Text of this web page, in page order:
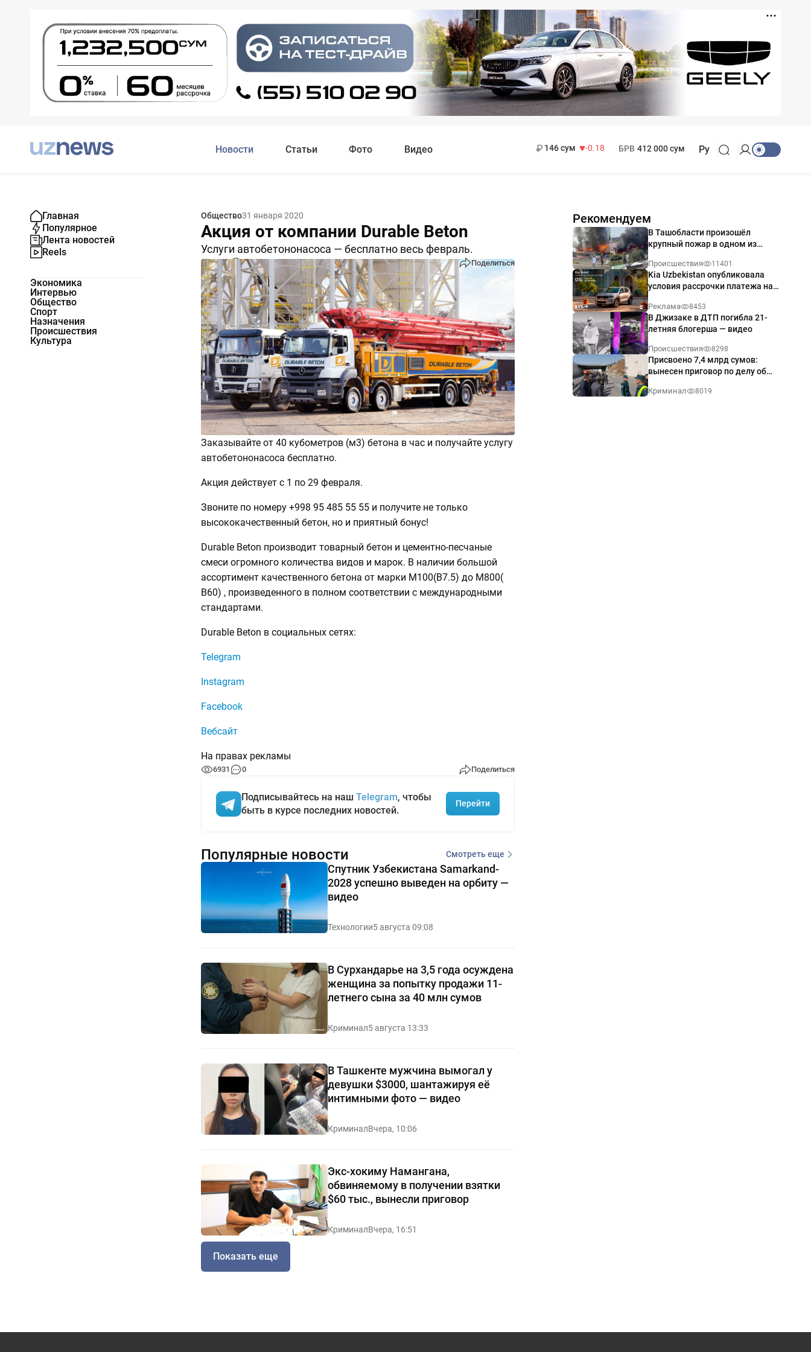
Новости Статьи Фото Видео
146 сум
-0.18
БРВ 412 000 сум Ру
Главная
Популярное
Лента новостей
Reels
Экономика
Интервью
Общество
Спорт
Назначения
Происшествия
Культура
Общество31 января 2020
Акция от компании Durable Beton
Услуги автобетононасоса — бесплатно весь февраль.
6931 0 Поделиться
Заказывайте от 40 кубометров (м3) бетона в час и получайте услугу
автобетононасоса бесплатно.
Акция действует с 1 по 29 февраля.
Звоните по номеру +998 95 485 55 55 и получите не только
высококачественный бетон, но и приятный бонус!
Durable Beton производит товарный бетон и цементно-песчаные
смеси огромного количества видов и марок. В наличии большой
ассортимент качественного бетона от марки М100(B7.5) до М800(
B60) , произведенного в полном соответствии с международными
стандартами.
Durable Beton в социальных сетях:
Telegram
Instagram
Facebook
Вебсайт
На правах рекламы
6931 0 Поделиться
Подписывайтесь на наш Telegram, чтобы
быть в курсе последних новостей.
Перейти
Рекомендуем
В Ташобласти произошёл
крупный пожар в одном из
Происшествия 11401
Kia Uzbekistan опубликовала
условия рассрочки платежа на
годовых
Реклама 8453
В Джизаке в ДТП погибла 21-
летняя блогерша — видео
Происшествия 8298
Присвоено 7,4 млрд сумов:
вынесен приговор по делу об
Ташкенте
Криминал 8019
Популярные новости Смотреть еще
Спутник Узбекистана Samarkand-
2028 успешно выведен на орбиту —
видео
Технологии5 августа 09:08
В Сурхандарье на 3,5 года осуждена
женщина за попытку продажи 11-
летнего сына за 40 млн сумов
Криминал5 августа 13:33
В Ташкенте мужчина вымогал у
девушки $3000, шантажируя её
интимными фото — видео
КриминалВчера, 10:06
Экс-хокиму Намангана,
обвиняемому в получении взятки
$60 тыс., вынесли приговор
КриминалВчера, 16:51
Показать еще